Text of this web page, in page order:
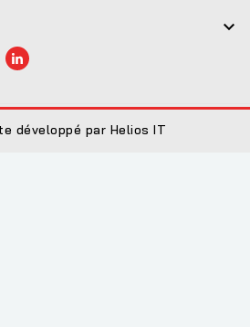

développé par Helios IT